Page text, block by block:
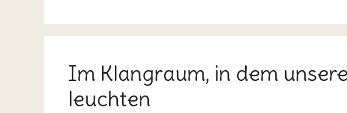
Im Klangraum, in dem
leuchten